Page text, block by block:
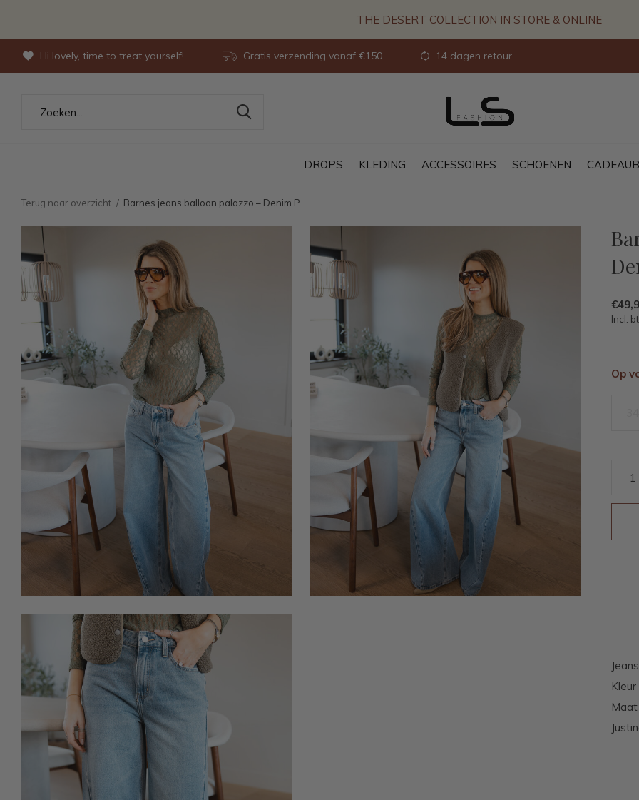
DROPS KLEDING ACCESSOIRES SCHOENEN
Hi lovely, time to treat yourself! Gratis verzending vanaf €150 14 dagen retour
THE DESERT COLLECTION IN STORE & ONLINE
Terug naar overzicht Barnes jeans balloon palazzo – Denim P
Incl.
Op
Jeans